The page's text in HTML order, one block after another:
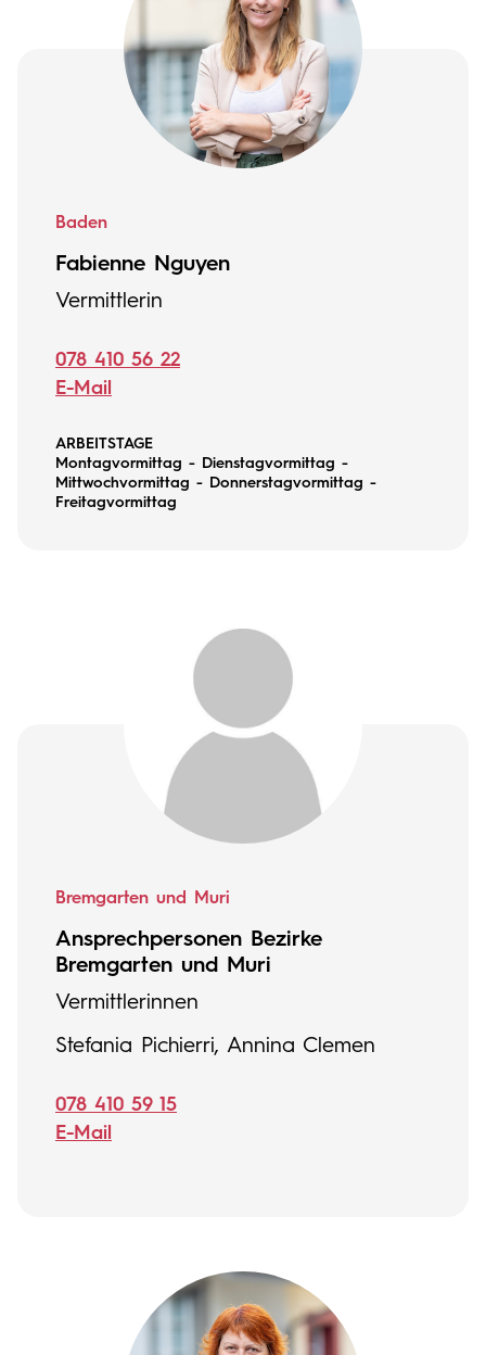
Baden
Fabienne Nguyen
Vermittlerin
078 410 56 22
E-Mail
ARBEITSTAGE
Montagvormittag - Dienstagvormittag -
Mittwochvormittag - Donnerstagvormittag -
Freitagvormittag
Bremgarten und Muri
Ansprechpersonen Bezirke
Bremgarten und Muri
Vermittlerinnen
Stefania Pichierri, Annina Clemen
078 410 59 15
E-Mail